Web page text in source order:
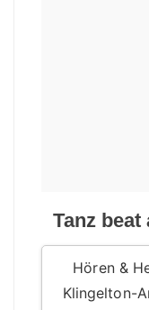
Tanz
Hören &
Klingelton-